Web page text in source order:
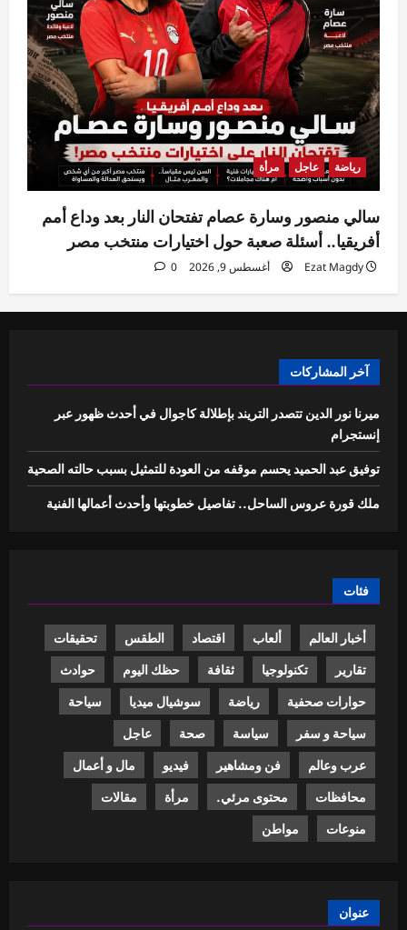
رياضة عاجل مرأة
سالي منصور وسارة عصام تفتحان النار بعد وداع أمم
أفريقيا.. أسئلة صعبة حول اختيارات منتخب مصر
Ezat Magdy أغسطس 9, 2026 0
آخر المشاركات
ميرنا نور الدين تتصدر التريند بإطلالة كاجوال في أحدث ظهور عبر
إنستجرام
توفيق عبد الحميد يحسم موقفه من العودة للتمثيل بسبب حالته الصحية
ملك قورة عروس الساحل.. تفاصيل خطوبتها وأحدث أعمالها الفنية
فئات
أخبار العالم ألعاب اقتصاد الطقس تحقيقات
تقارير تكنولوجيا ثقافة حظك اليوم حوادث
حوارات صحفية رياضة سوشيال ميديا سياحة
سياحة و سفر سياسة صحة عاجل
عرب وعالم فن ومشاهير فيديو مال و أعمال
محافظات محتوى مرئي. مرأة مقالات
منوعات مواطن
عنوان